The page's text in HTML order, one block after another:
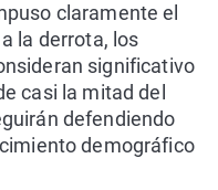
claramente el
la derrota, los
significativo
casi la mitad del
defendiendo
demográfico